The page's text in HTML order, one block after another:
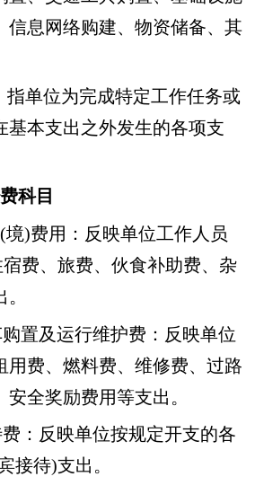
信息网络购建、物资储备、其
指单位为完成特定工作任务或
基本支出之外发生的各项支
科目
)费用：反映单位工作人员
费、旅费、伙食补助费、杂
置及运行维护费：反映单位
用费、燃料费、维修费、过路
全奖励费用等支出。
：反映单位按规定开支的各
接待)支出。